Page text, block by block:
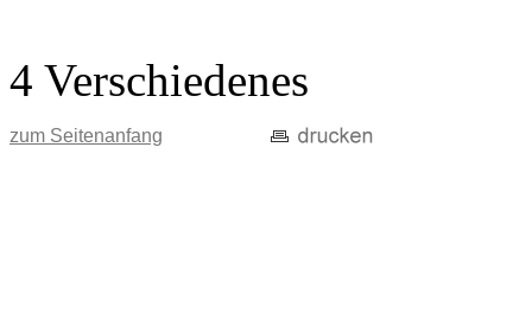
4 Verschiedenes
zum Seitenanfang